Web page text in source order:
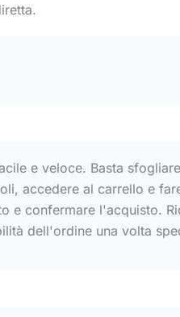
e veloce. Basta
accedere al carrello e
e confermare l'acquisto.
dell'ordine una volta